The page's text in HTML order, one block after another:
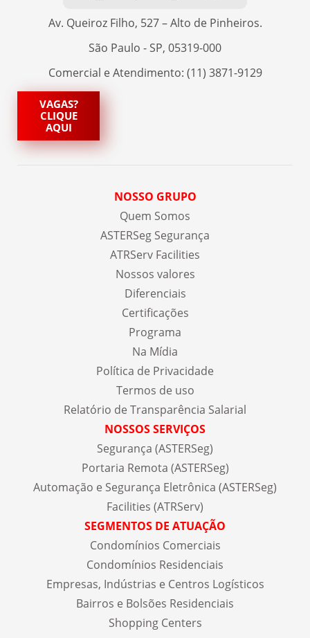
Av. Queiroz Filho, 527 – Alto de Pinheiros.
São Paulo - SP, 05319-000
Comercial e Atendimento: (11) 3871-9129
VAGAS?
CLIQUE
AQUI
NOSSO GRUPO
Quem Somos
ASTERSeg Segurança
ATRServ Facilities
Nossos valores
Diferenciais
Certificações
Programa
Na Mídia
Política de Privacidade
Termos de uso
Relatório de Transparência Salarial
NOSSOS SERVIÇOS
Segurança (ASTERSeg)
Portaria Remota (ASTERSeg)
Automação e Segurança Eletrônica (ASTERSeg)
Facilities (ATRServ)
SEGMENTOS DE ATUAÇÃO
Condomínios Comerciais
Condomínios Residenciais
Empresas, Indústrias e Centros Logísticos
Bairros e Bolsões Residenciais
Shopping Centers